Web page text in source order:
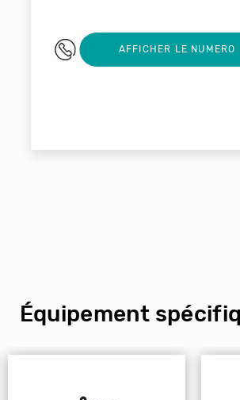
0553052078
AFFICHER LE NUMERO
Équipement